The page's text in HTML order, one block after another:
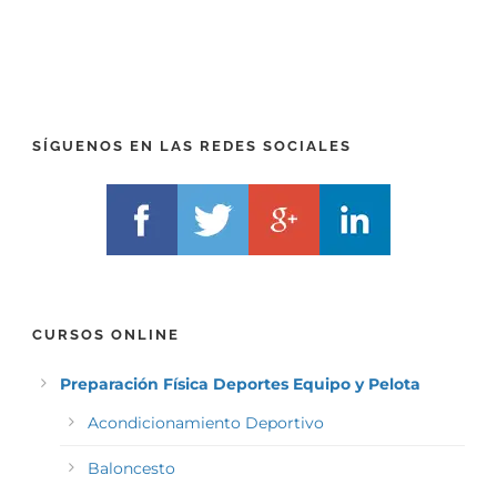
SÍGUENOS EN LAS REDES SOCIALES
CURSOS ONLINE
Preparación Física Deportes Equipo y Pelota
Acondicionamiento Deportivo
Baloncesto